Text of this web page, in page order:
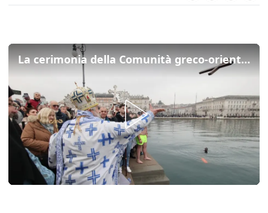
La cerimonia della Comunità greco-orientale di Trieste con la benedizione delle acque e la Santa Croce lanciata in mare